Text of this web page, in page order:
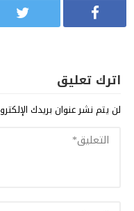
اترك تعليق
لن يتم نشر عنوان بريدك